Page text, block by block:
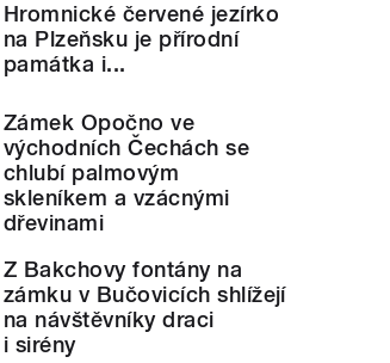
Hromnické červené jezírko
na Plzeňsku je přírodní
památka i...
Zámek Opočno ve
východních Čechách se
chlubí palmovým
skleníkem a vzácnými
dřevinami
Z Bakchovy fontány na
zámku v Bučovicích shlížejí
na návštěvníky draci
i sirény